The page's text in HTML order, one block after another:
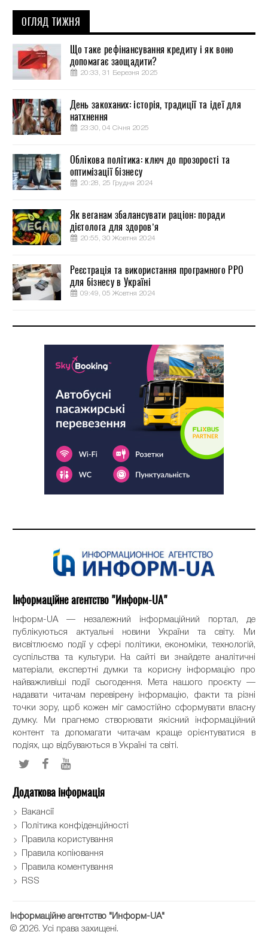
ОГЛЯД ТИЖНЯ
Що таке рефінансування кредиту і як воно
допомагає заощадити?
20:33, 31 Березня 2025
День закоханих: історія, традиції та ідеї для
натхнення
23:30, 04 Січня 2025
Облікова політика: ключ до прозорості та
оптимізації бізнесу
20:28, 25 Грудня 2024
Як веганам збалансувати раціон: поради
дієтолога для здоров’я
20:55, 30 Жовтня 2024
Реєстрація та використання програмного РРО
для бізнесу в Україні
09:49, 05 Жовтня 2024
Інформаційне агентство "Информ-UA"
Інформ-UA — незалежний інформаційний портал, де
публікуються актуальні новини України та світу. Ми
висвітлюємо події у сфері політики, економіки, технологій,
суспільства та культури. На сайті ви знайдете аналітичні
матеріали, експертні думки та корисну інформацію про
найважливіші події сьогодення. Мета нашого проєкту —
надавати читачам перевірену інформацію, факти та різні
точки зору, щоб кожен міг самостійно сформувати власну
думку. Ми прагнемо створювати якісний інформаційний
контент та допомагати читачам краще орієнтуватися в
подіях, що відбуваються в Україні та світі.
Додаткова інформація
Вакансії
Політика конфіденційності
Правила користування
Правила копіювання
Правила коментування
RSS
Інформаційне агентство "Информ-UA"
© 2026. Усі права захищені.